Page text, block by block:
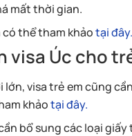
mất thời gian.
thể tham khảotại đây.
visa Úc cho
visa trẻ em cũng
khảotại đây.
bổ sung các loại